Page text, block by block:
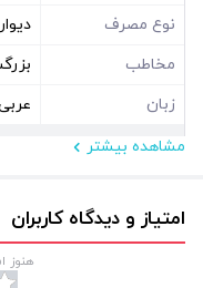
نوع مصرف
مخاطب
زبان
مشخصات فیزیکی
مشاهده بیشتر
امتیاز و دیدگاه کاربران
هنوز